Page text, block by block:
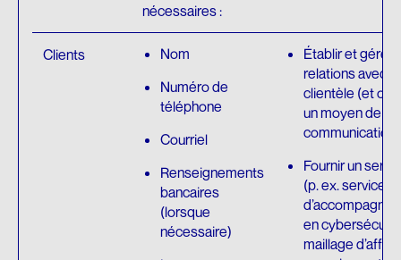
nécessaires :
Clients
Nom
Numéro de
téléphone
Courriel
Renseignements
bancaires
(lorsque
nécessaire)
Établir et gérer
relations avec la
clientèle (et
un moyen de
communication)
Fournir un
(p. ex. service
en
maillage